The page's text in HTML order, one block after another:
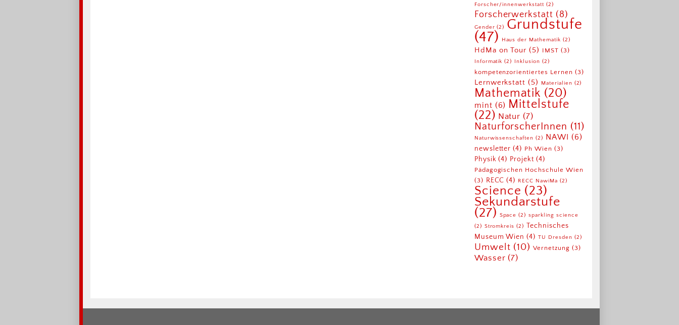
Forscher/innenwerkstatt(2)
Forscherwerkstatt (8)
Gender (2) Grundstufe
(47) Haus der Mathematik (2)
HdMa on Tour (5) IMST (3)
Informatik (2) Inklusion (2)
kompetenzorientiertes Lernen (3)
Lernwerkstatt (5) Materialien (2)
Mathematik (20)
mint (6) Mittelstufe
(22) Natur (7)
NaturforscherInnen (11)
Naturwissenschaften (2) NAWI (6)
newsletter (4) Ph Wien (3)
Physik (4) Projekt (4)
Pädagogischen Hochschule Wien
(3) RECC (4) RECC NawiMa (2)
Science (23)
Sekundarstufe
(27) Space (2) sparkling science
(2) Stromkreis (2) Technisches
Museum Wien (4) TU Dresden (2)
Umwelt (10) Vernetzung (3)
Wasser (7)